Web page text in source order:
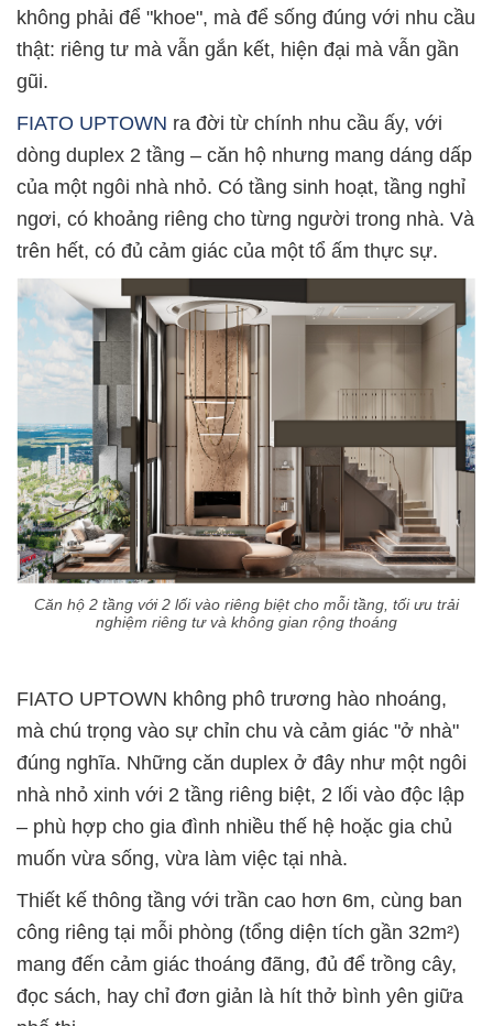
không phải để "khoe", mà để sống đúng với nhu cầu
thật: riêng tư mà vẫn gắn kết, hiện đại mà vẫn gần
gũi.
FIATO UPTOWN ra đời từ chính nhu cầu ấy, với
dòng duplex 2 tầng – căn hộ nhưng mang dáng dấp
của một ngôi nhà nhỏ. Có tầng sinh hoạt, tầng nghỉ
ngơi, có khoảng riêng cho từng người trong nhà. Và
trên hết, có đủ cảm giác của một tổ ấm thực sự.
Căn hộ 2 tầng với 2 lối vào riêng biệt cho mỗi tầng, tối ưu trải
nghiệm riêng tư và không gian rộng thoáng
FIATO UPTOWN không phô trương hào nhoáng,
mà chú trọng vào sự chỉn chu và cảm giác "ở nhà"
đúng nghĩa. Những căn duplex ở đây như một ngôi
nhà nhỏ xinh với 2 tầng riêng biệt, 2 lối vào độc lập
– phù hợp cho gia đình nhiều thế hệ hoặc gia chủ
muốn vừa sống, vừa làm việc tại nhà.
Thiết kế thông tầng với trần cao hơn 6m, cùng ban
công riêng tại mỗi phòng (tổng diện tích gần 32m²)
mang đến cảm giác thoáng đãng, đủ để trồng cây,
đọc sách, hay chỉ đơn giản là hít thở bình yên giữa